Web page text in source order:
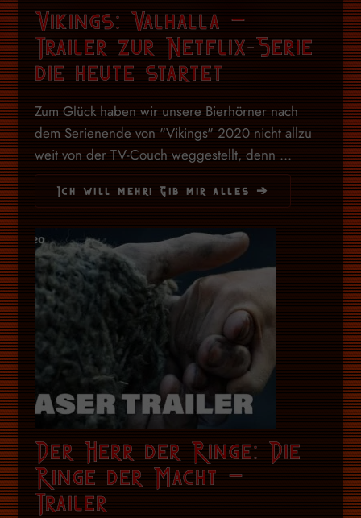
Vikings: Valhalla –
Trailer zur Netflix-Serie
die heute startet
Zum Glück haben wir unsere Bierhörner nach
dem Serienende von "Vikings" 2020 nicht allzu
weit von der TV-Couch weggestellt, denn ...
Ich will mehr! Gib mir alles ➔
Der Herr der Ringe: Die
Ringe der Macht –
Trailer